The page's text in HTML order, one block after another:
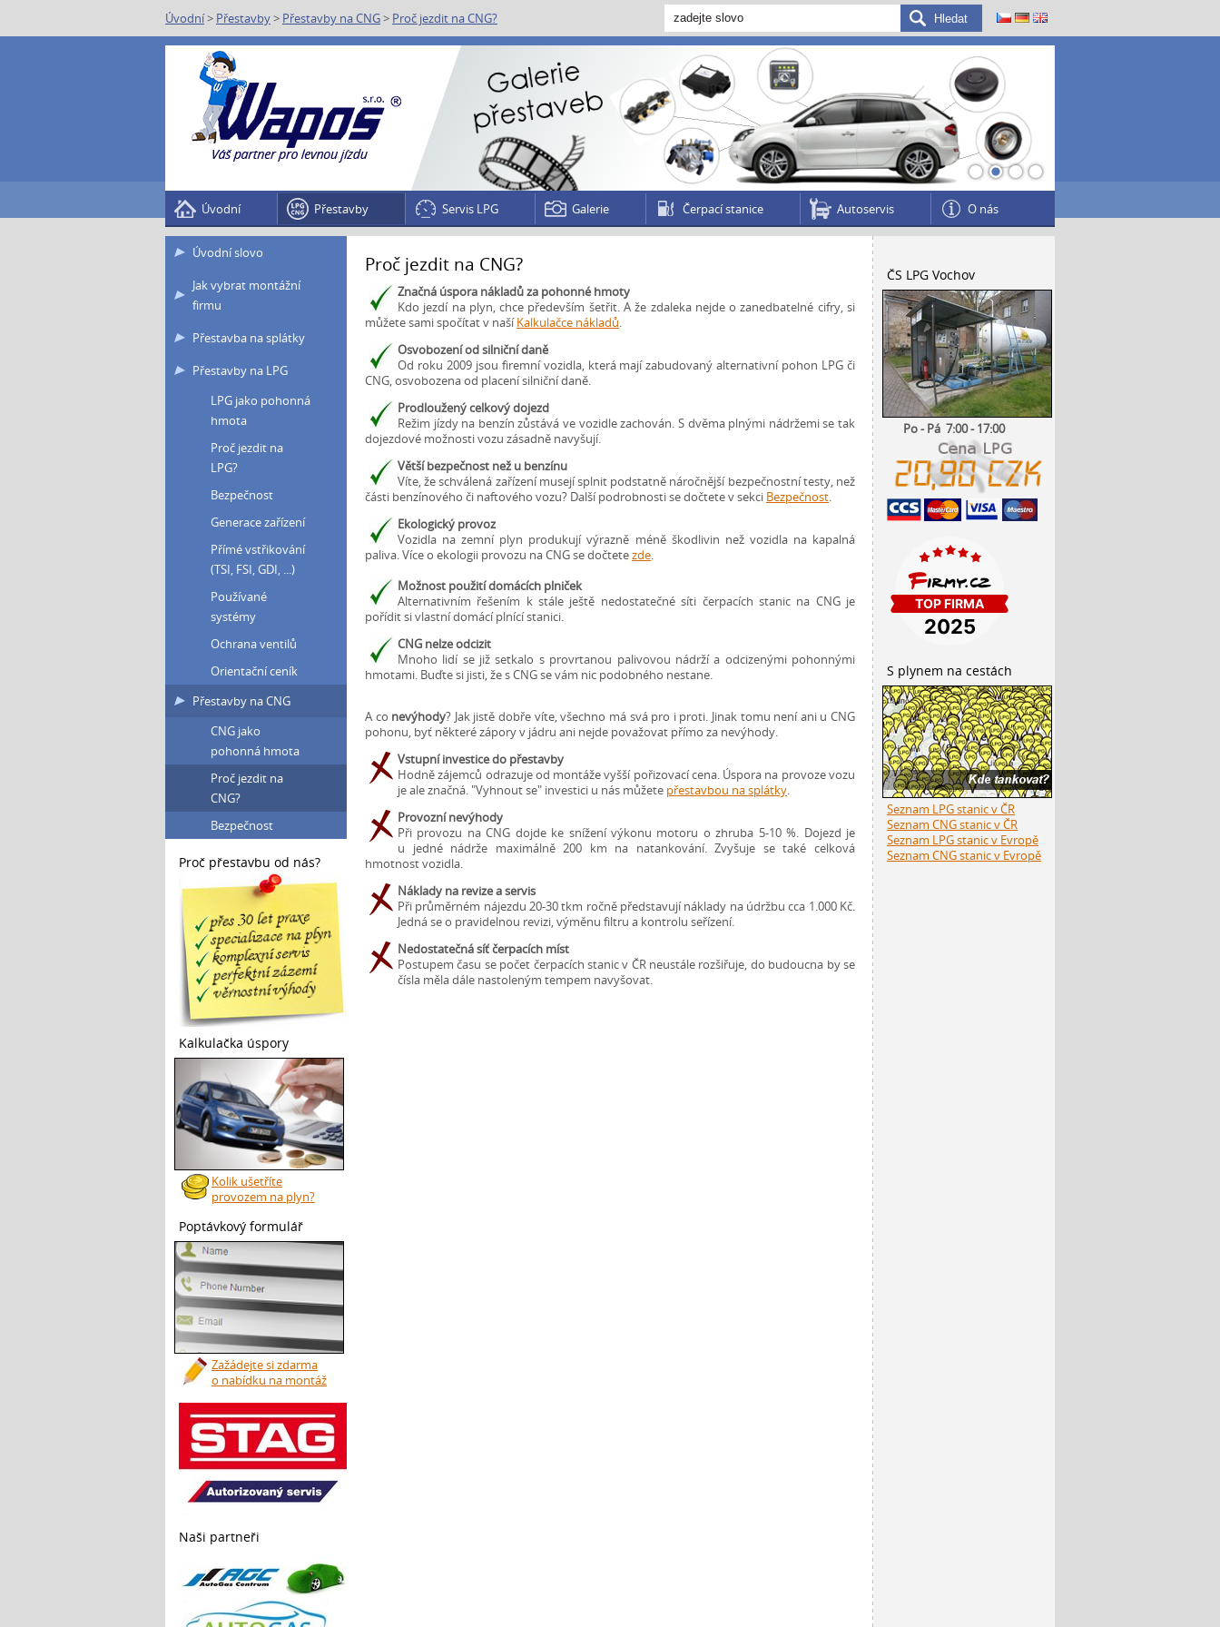
Proč jezdit na CNG?
Značná úspora nákladů za pohonné hmoty
Kdo jezdí na plyn, chce především šetřit. A že zdaleka nejde o zanedbatelné cifry, si
můžete sami spočítat v našíKalkulačce nákladů.
Osvobození od silniční daně
Od roku 2009 jsou firemní vozidla, která mají zabudovaný alternativní pohon LPG či
CNG, osvobozena od placení silniční daně.
Prodloužený celkový dojezd
Režim jízdy na benzín zůstává ve vozidle zachován. S dvěma plnými nádržemi se tak
dojezdové možnosti vozu zásadně navyšují.
Větší bezpečnost než u benzínu
Víte, že schválená zařízení musejí splnit podstatně náročnější bezpečnostní testy, než
části benzínového či naftového vozu? Další podrobnosti se dočtete v sekci Bezpečnost.
Ekologický provoz
Vozidla na zemní plyn produkují výrazně méně škodlivin než vozidla na kapalná
paliva. Více o ekologii provozu na CNG se dočtetezde
Možnost použití domácích plniček
Alternativním řešením k stále ještě nedostatečné síti čerpacích stanic na CNG je
pořídit si vlastní domácí plnící stanici.
CNG nelze odcizit
Mnoho lidí se již setkalo s provrtanou palivovou nádrží a odcizenými pohonnými
hmotami. Buďte si jisti, že s CNG se vám nic podobného nestane.
A co nevýhody? Jak jistě dobře víte, všechno má svá pro i proti. Jinak tomu není ani u CNG
pohonu, byť některé zápory v jádru ani nejde považovat přímo za nevýhody.
Vstupní investice do přestavby
Hodně zájemců odrazuje od montáže vyšší pořizovací cena. Úspora na provoze vozu
je ale značná. "Vyhnout se" investici u nás můžete přestavbou na splátky.
Provozní nevýhody
Při provozu na CNG dojde ke snížení výkonu motoru o zhruba 5-10 %. Dojezd je
u jedné nádrže maximálně 200 km na natankování. Zvyšuje se také celková
hmotnost vozidla.
Náklady na revize a servis
Při průměrném nájezdu 20-30 tkm ročně představují náklady na údržbu cca 1.000 Kč.
Jedná se o pravidelnou revizi, výměnu filtru a kontrolu seřízení.
Nedostatečná síť čerpacích míst
Postupem času se počet čerpacích stanic v ČR neustále rozšiřuje, do budoucna by se
čísla měla dále nastoleným tempem navyšovat.
ČS LPG Vochov
Po - Pá 7:00 - 17:00
S plynem na cestách
Seznam LPG stanic v ČR
Seznam CNG stanic v ČR
Seznam LPG stanic v Evropě
Seznam CNG stanic v Evropě
Úvodní slovo
Jak vybrat montážní
firmu
Přestavba na splátky
Přestavby na LPG
LPG jako pohonná
hmota
Proč jezdit na
LPG?
Bezpečnost
Generace zařízení
Přímé vstřikování
(TSI, FSI, GDI, ...)
Používané
systémy
Ochrana ventilů
Orientační ceník
Přestavby na CNG
CNG jako
pohonná hmota
Proč jezdit na
CNG?
Bezpečnost
Proč přestavbu od nás?
Kalkulačka úspory
Kolik ušetříte
provozem na plyn?
Poptávkový formulář
Zažádejte si zdarma
o nabídku na montáž
Naši partneři
Úvodní> Přestavby> Přestavby na CNG> Proč jezdit na CNG?
Úvodní Přestavby Servis LPG Galerie Čerpací stanice Autoservis O nás
2